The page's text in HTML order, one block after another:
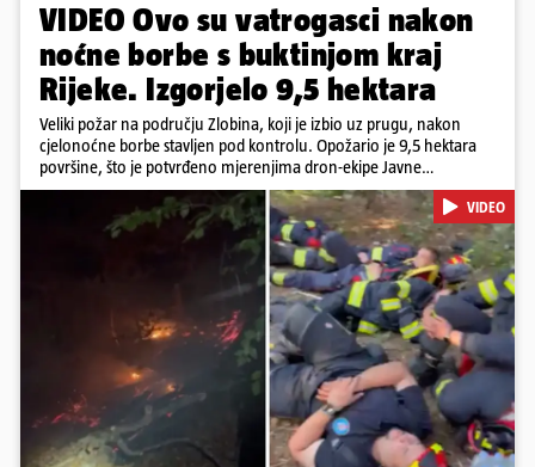
VIDEO Ovo su vatrogasci nakon
noćne borbe s buktinjom kraj
Rijeke. Izgorjelo 9,5 hektara
Veliki požar na području Zlobina, koji je izbio uz prugu, nakon
cjelonoćne borbe stavljen pod kontrolu. Opožario je 9,5 hektara
površine, što je potvrđeno mjerenjima dron-ekipe Javne
vatrogasne postrojbe grada Rijeke. Vatru je gasilo 55 ljudi sa 17
vozila te više DVD-ova i JVP Rijeka. Situacija je i dalje ozbiljna zbog
jakog vjetra koji povećava opasnost od razbuktavanja. Zato ostaju i
Pokretanje videa...
VIDEO